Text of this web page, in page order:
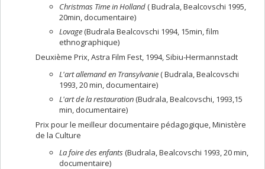
Christmas Time in Holland( Budrala, Bealcovschi 1995,
20min, documentaire)
Lovage(Budrala Bealcovschi 1994, 15min, film
ethnographique)
Deuxième Prix, Astra Film Fest, 1994, Sibiu-Hermannstadt
L'art allemand en Transylvanie( Budrala, Bealcovschi
1993, 20 min, documentaire)
L'art de la restauration(Budrala, Bealcovschi, 1993,15
min, documentaire)
Prix pour le meilleur documentaire pédagogique, Ministère
de la Culture
La foire des enfants(Budrala, Bealcovschi 1993, 20 min,
documentaire)